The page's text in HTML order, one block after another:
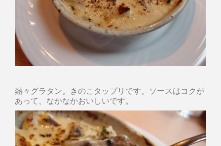
熱々グラタン。きのこタップリです。ソースはコクが
あって、なかなかおいしいです。